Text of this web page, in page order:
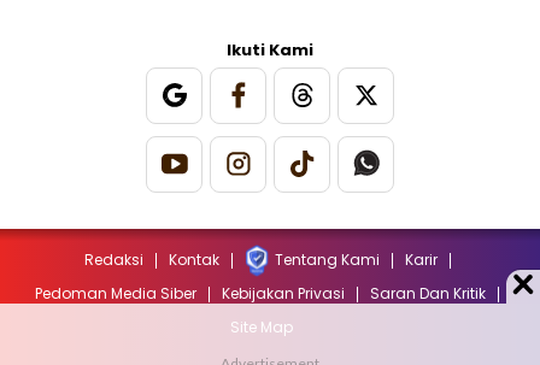
Ikuti Kami
Redaksi Kontak Tentang Kami
Karir
Pedoman Media Siber
Kebijakan Privasi
Saran Dan Kritik
Site Map